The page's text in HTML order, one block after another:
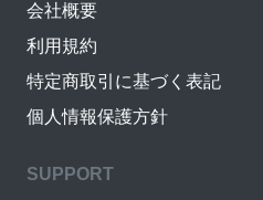
会社概要
利用規約
特定商取引に基づく表記
個人情報保護方針
SUPPORT